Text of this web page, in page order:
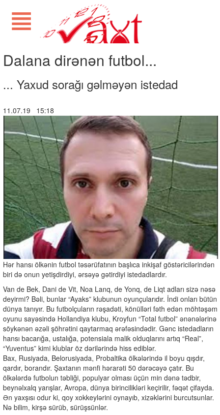
Dalana dirənən futbol...
... Yaxud sorağı gəlməyən istedad
11.07.19 15:18
Hər hansı ölkənin futbol təsərüfatının başlıca inkişaf göstəricilərindən
biri də onun yetişdirdiyi, ərsəyə gətirdiyi istedadlardır.
Van de Bek, Dani de Vit, Noa Lanq, de Yonq, de Liqt adları sizə nəsə
deyirmi? Bəli, bunlar “Ayaks” klubunun oyunçularıdır. İndi onları bütün
dünya tanıyır. Bu futbolçuların rəşadəti, könülləri fəth edən möhtəşəm
oyunu sayəsində Hollandiya klubu, Kroyfun “Total futbol” ənənələrinə
söykənən əzəli şöhrətini qaytarmaq ərəfəsindədir. Gənc istedadların
hansı bacarığa, ustalığa, potensiala malik olduqlarını artıq “Real”,
“Yuventus” kimi klublar öz dərilərində hiss ediblər.
Bax, Rusiyada, Belorusiyada, Probaltika ölkələrində il boyu qışdır,
qardır, borandır. Şaxtanın mənfi hərarəti 50 dərəcəyə çatır. Bu
ölkələrdə futbolun təbliği, populyar olması üçün min dənə tədbir,
beynəlxalq yarışlar, Avropa, dünya birincilikləri keçirilir, fəqət çifayda.
Ən yaxşısı odur ki, qoy xokkeylərini oynayıb, xizəklərini burcutsunlar.
Nə bilim, kirşə sürüb, sürüşsünlər.